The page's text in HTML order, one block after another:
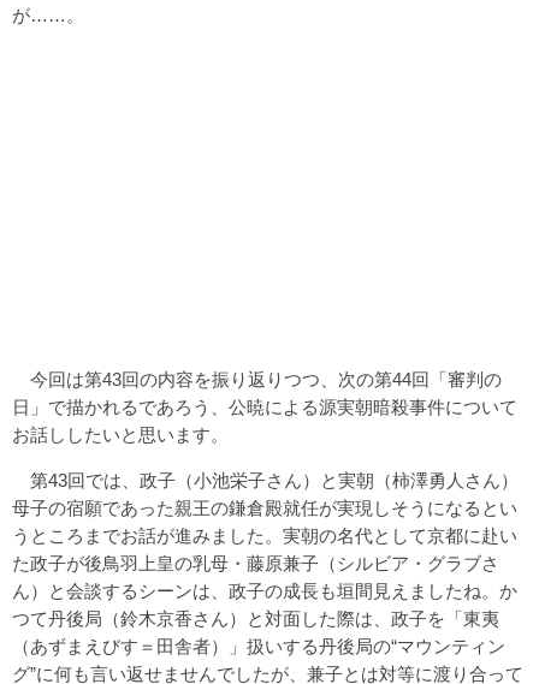
が……。
今回は第43回の内容を振り返りつつ、次の第44回「審判の
日」で描かれるであろう、公暁による源実朝暗殺事件について
お話ししたいと思います。
第43回では、政子（小池栄子さん）と実朝（柿澤勇人さん）
母子の宿願であった親王の鎌倉殿就任が実現しそうになるとい
うところまでお話が進みました。実朝の名代として京都に赴い
た政子が後鳥羽上皇の乳母・藤原兼子（シルビア・グラブさ
ん）と会談するシーンは、政子の成長も垣間見えましたね。か
つて丹後局（鈴木京香さん）と対面した際は、政子を「東夷
（あずまえびす＝田舎者）」扱いする丹後局の“マウンティン
グ”に何も言い返せませんでしたが、兼子とは対等に渡り合って